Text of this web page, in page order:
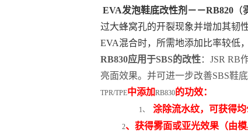
EVA发泡鞋底改性剂－－RB820 （
过大蜂窝孔的开裂现象并增加其韧
EVA混合时，所需地添加比率较低
RB830应用于SBS的改性： JSR RB
亮面效果。并可进一步改善SBS鞋
TPR/TPE中添加RB830的功效：
1、 涂除流水纹， 可获得均
2、获得雾面或亚光效果（由